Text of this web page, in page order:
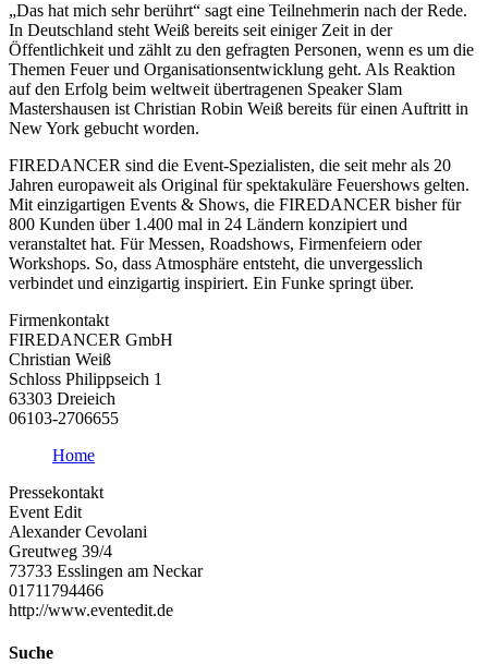
„Das hat mich sehr berührt“ sagt eine Teilnehmerin nach der Rede.
In Deutschland steht Weiß bereits seit einiger Zeit in der
Öffentlichkeit und zählt zu den gefragten Personen, wenn es um die
Themen Feuer und Organisationsentwicklung geht. Als Reaktion
auf den Erfolg beim weltweit übertragenen Speaker Slam
Mastershausen ist Christian Robin Weiß bereits für einen Auftritt in
New York gebucht worden.
FIREDANCER sind die Event-Spezialisten, die seit mehr als 20
Jahren europaweit als Original für spektakuläre Feuershows gelten.
Mit einzigartigen Events & Shows, die FIREDANCER bisher für
800 Kunden über 1.400 mal in 24 Ländern konzipiert und
veranstaltet hat. Für Messen, Roadshows, Firmenfeiern oder
Workshops. So, dass Atmosphäre entsteht, die unvergesslich
verbindet und einzigartig inspiriert. Ein Funke springt über.
Firmenkontakt
FIREDANCER GmbH
Christian Weiß
Schloss Philippseich 1
63303 Dreieich
06103-2706655
Home
Pressekontakt
Event Edit
Alexander Cevolani
Greutweg 39/4
73733 Esslingen am Neckar
01711794466
http://www.eventedit.de
Suche